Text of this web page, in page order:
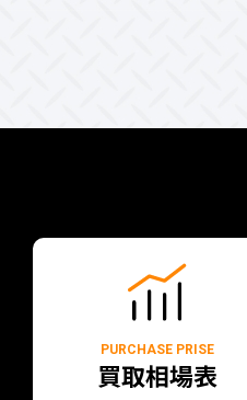
PURCHASE PRISE
買取相場表